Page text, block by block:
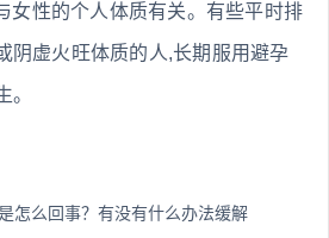
女性的个人体质有关。有些平时排
阴虚火旺体质的人,长期服用避孕
。
怎么回事？有没有什么办法缓解